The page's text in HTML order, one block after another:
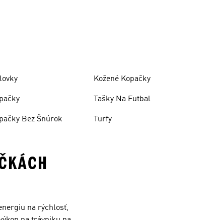
Bez Šnúrok
Kožené Kopačky
Tašky Na Futbal
Turfy
na rýchlosť,